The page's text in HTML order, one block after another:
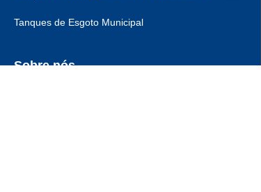
Tanques de Esgoto Municipal
Sobre nós